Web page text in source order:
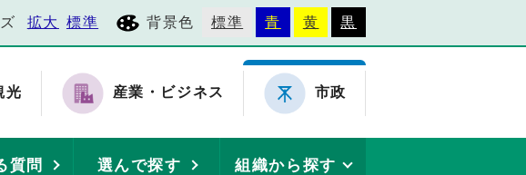
拡大 標準 背景色 標準 青 黄 黒
光 産業・ビジネス 市政
質問 選んで探す 組織から探す